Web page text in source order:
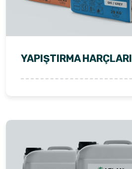
YAPIŞTIRMA HARÇLARI